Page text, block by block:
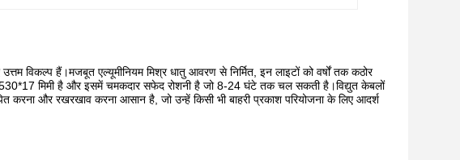
विकल्प हैं।मजबूत एल्यूमीनियम मिश्र धातु आवरण से निर्मित, इन लाइटों को वर्षों तक कठोर
मिमी है और इसमें चमकदार सफेद रोशनी है जो 8-24 घंटे तक चल सकती है।विद्युत केबलों
करना और रखरखाव करना आसान है, जो उन्हें किसी भी बाहरी प्रकाश परियोजना के लिए आदर्श